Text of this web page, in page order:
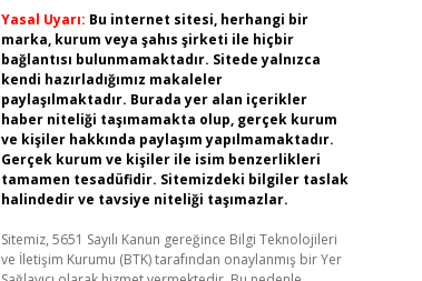
Yasal Uyarı: Bu internet sitesi, herhangi bir
marka, kurum veya şahıs şirketi ile hiçbir
bağlantısı bulunmamaktadır. Sitede yalnızca
kendi hazırladığımız makaleler
paylaşılmaktadır. Burada yer alan içerikler
haber niteliği taşımamakta olup, gerçek kurum
ve kişiler hakkında paylaşım yapılmamaktadır.
Gerçek kurum ve kişiler ile isim benzerlikleri
tamamen tesadüfidir. Sitemizdeki bilgiler taslak
halindedir ve tavsiye niteliği taşımazlar.
Sitemiz, 5651 Sayılı Kanun gereğince Bilgi Teknolojileri
ve İletişim Kurumu (BTK) tarafından onaylanmış bir Yer